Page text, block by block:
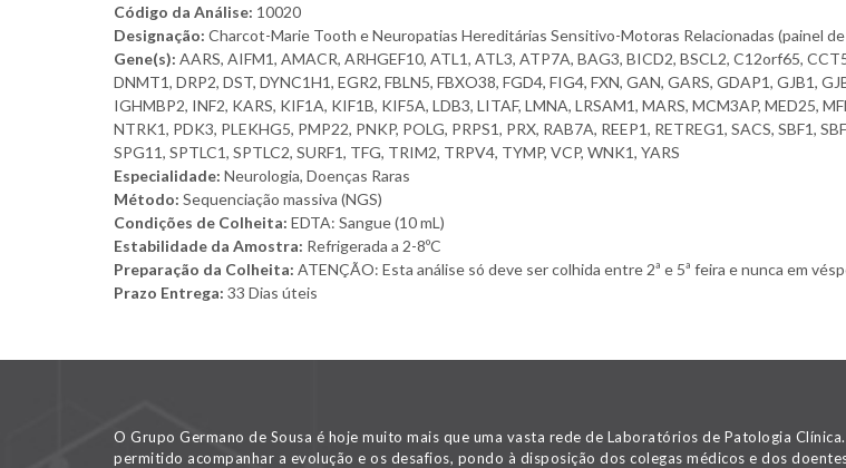
Código da Análise: 10020
Designação: Charcot-Marie Tooth e Neuropatias Hereditárias Sensitivo-Motoras Relacionadas (painel de
Gene(s): AARS, AIFM1, AMACR, ARHGEF10, ATL1, ATL3, ATP7A, BAG3, BICD2, BSCL2, C12orf65,
DNMT1, DRP2, DST, DYNC1H1, EGR2, FBLN5, FBXO38, FGD4, FIG4, FXN, GAN, GARS, GDAP1, GJB1,
IGHMBP2, INF2, KARS, KIF1A, KIF1B, KIF5A, LDB3, LITAF, LMNA, LRSAM1, MARS, MCM3AP, MED25,
NTRK1, PDK3, PLEKHG5, PMP22, PNKP, POLG, PRPS1, PRX, RAB7A, REEP1, RETREG1, SACS, SBF1,
SPG11, SPTLC1, SPTLC2, SURF1, TFG, TRIM2, TRPV4, TYMP, VCP, WNK1, YARS
Especialidade: Neurologia, Doenças Raras
Método: Sequenciação massiva (NGS)
Condições de Colheita: EDTA: Sangue (10 mL)
Estabilidade da Amostra: Refrigerada a 2-8ºC
Preparação da Colheita: ATENÇÃO: Esta análise só deve ser colhida entre 2ª e 5ª feira e nunca em
Prazo Entrega: 33 Dias úteis
O Grupo Germano de Sousa é hoje muito mais que uma vasta rede de Laboratórios de Patologia
permitido acompanhar a evolução e os desafios, pondo à disposição dos colegas médicos e dos